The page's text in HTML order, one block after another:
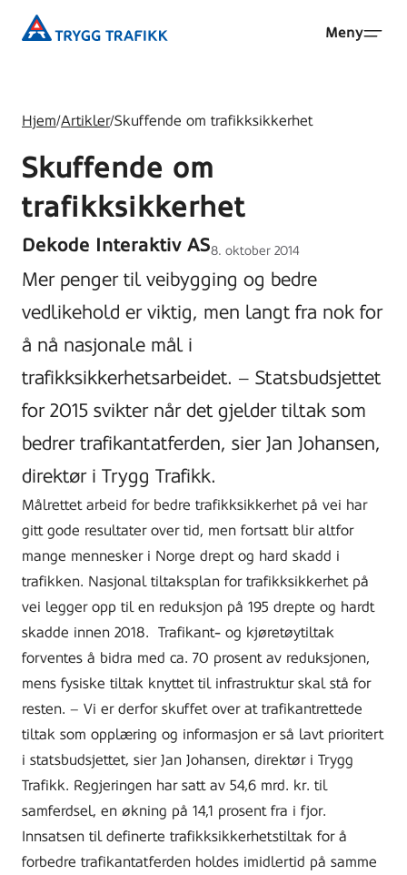
Trygg
Meny
Hjem/Artikler/Skuffende om trafikksikkerhet
Skuffende om
trafikksikkerhet
Dekode Interaktiv ASLagt
på
8. oktober 2014
Mer penger til veibygging og bedre
vedlikehold er viktig, men langt fra nok for
å nå nasjonale mål i
trafikksikkerhetsarbeidet. – Statsbudsjettet
for 2015 svikter når det gjelder tiltak som
bedrer trafikantatferden, sier Jan Johansen,
direktør i Trygg Trafikk.
Målrettet arbeid for bedre trafikksikkerhet på vei har
gitt gode resultater over tid, men fortsatt blir altfor
mange mennesker i Norge drept og hard skadd i
trafikken. Nasjonal tiltaksplan for trafikksikkerhet på
vei legger opp til en reduksjon på 195 drepte og hardt
skadde innen 2018. Trafikant- og kjøretøytiltak
forventes å bidra med ca. 70 prosent av reduksjonen,
mens fysiske tiltak knyttet til infrastruktur skal stå for
resten. – Vi er derfor skuffet over at trafikantrettede
tiltak som opplæring og informasjon er så lavt prioritert
i statsbudsjettet, sier Jan Johansen, direktør i Trygg
Trafikk. Regjeringen har satt av 54,6 mrd. kr. til
samferdsel, en økning på 14,1 prosent fra i fjor.
Innsatsen til definerte trafikksikkerhetstiltak for å
forbedre trafikantatferden holdes imidlertid på samme